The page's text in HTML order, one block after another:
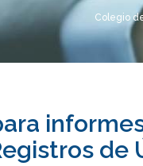
Colegio
de